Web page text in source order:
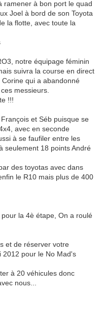
ramener à bon port le quad
Joel à bord de son Toyota
la flotte, avec toute la
notre équipage féminin
suivra la course en direct
qui a abandonné
messieurs.
!!!
et Séb puisque se
avec en seconde
à se faufiler entre les
seulement 18 points André
des toyotas avec dans
le R10 mais plus de 400
la 4è étape, On a roulé
et de réserver votre
2012 pour le No Mad's
à 20 véhicules donc
nous...